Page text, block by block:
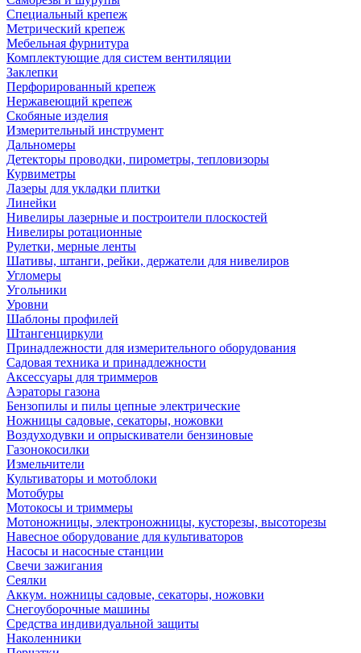
Специальный крепеж
Метрический крепеж
Мебельная фурнитура
Комплектующие для систем вентиляции
Заклепки
Перфорированный крепеж
Нержавеющий крепеж
Скобяные изделия
Измерительный инструмент
Дальномеры
Детекторы проводки, пирометры, тепловизоры
Курвиметры
Лазеры для укладки плитки
Линейки
Нивелиры лазерные и построители плоскостей
Нивелиры ротационные
Рулетки, мерные ленты
Шативы, штанги, рейки, держатели для нивелиров
Угломеры
Угольники
Уровни
Шаблоны профилей
Штангенциркули
Принадлежности для измерительного оборудования
Садовая техника и принадлежности
Аксессуары для триммеров
Аэраторы газона
Бензопилы и пилы цепные электрические
Ножницы садовые, секаторы, ножовки
Воздуходувки и опрыскиватели бензиновые
Газонокосилки
Измельчители
Культиваторы и мотоблоки
Мотобуры
Мотокосы и триммеры
Мотоножницы, электроножницы, кусторезы, высоторезы
Навесное оборудование для культиваторов
Насосы и насосные станции
Свечи зажигания
Сеялки
Аккум. ножницы садовые, секаторы, ножовки
Снегоуборочные машины
Средства индивидуальной защиты
Наколенники